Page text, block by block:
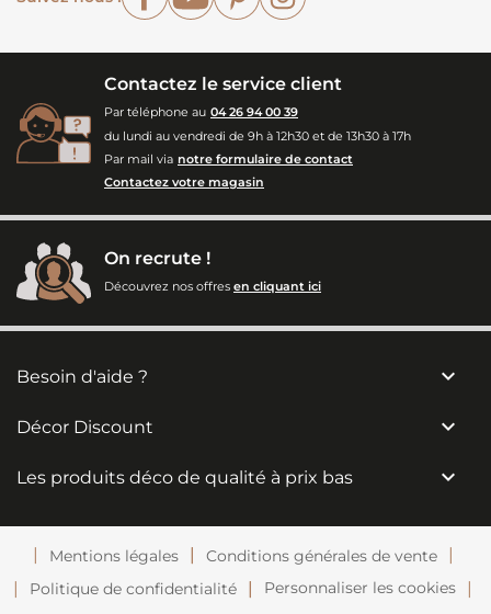
Contactez le service client
Par téléphone au 04 26 94 00 39
du lundi au vendredi de 9h à 12h30 et de 13h30 à 17h
Par mail via notre formulaire de contact
Contactez votre magasin
On recrute !
Découvrez nos offres en cliquant ici
Besoin d'aide ? 
Décor Discount 
Les produits déco de qualité à prix bas 
Mentions légales
Conditions générales de vente
Politique de confidentialité
Personnaliser les cookies